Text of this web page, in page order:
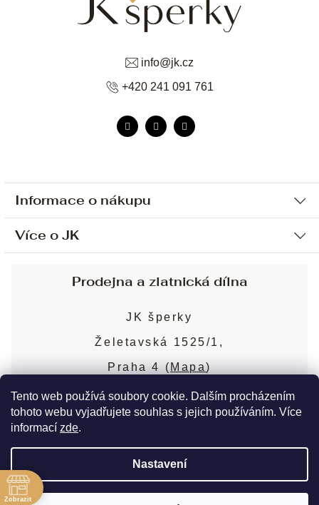
Tento web používá soubory cookie. Dalším procházením
tohoto webu vyjadřujete souhlas s jejich používáním. Více
informací zde.
Nastavení
Informace o nákupu
Ochrana osobních údajů
Sjednání osobní schůzky
Obchodní podmínky
Puncovní značky
Více o JK
Blog
Nejčastější dotazy
info@jk.cz
+420 241 091 761
Prodejna a zlatnická dílna
JK šperky
Želetavská 1525/1,
Praha 4 ( Mapa)
Více o prodejně
Copyright 2026JK šperky. Všechna práva
vyhrazena. Upravit nastavení cookies
Zobrazit